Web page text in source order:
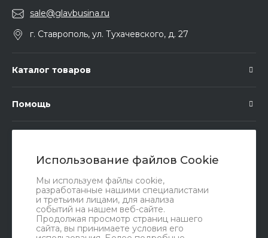
Использование файлов Cookie
Мы используем файлы cookie,
разработанные нашими специалистами
и третьими лицами, для анализа
событий на нашем веб-сайте.
Продолжая просмотр страниц нашего
сайта, вы принимаете условия его
sale@glavbusina.ru
г. Ставрополь, ул. Тухачевского, д. 27
Каталог товаров
Помощь